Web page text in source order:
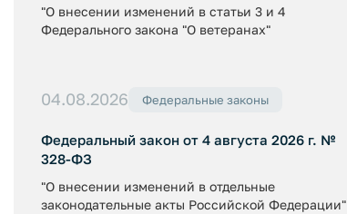
"О внесении изменений в статьи 3 и 4
Федерального закона "О ветеранах"
04.08.2026 Федеральные законы
Федеральный закон от 4 августа 2026 г. №
328-ФЗ
"О внесении изменений в отдельные
законодательные акты Российской Федерации"